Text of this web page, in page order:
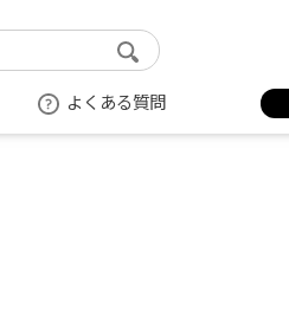
よくある質問